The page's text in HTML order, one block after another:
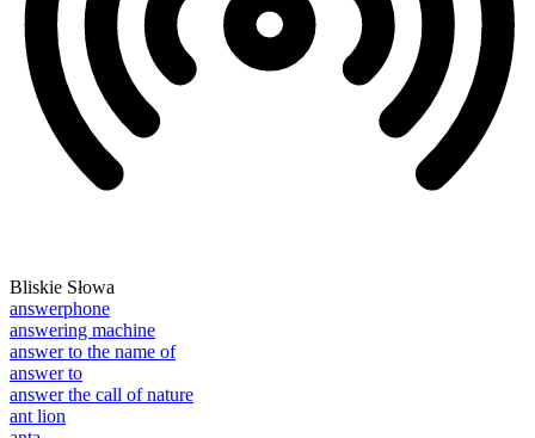
Bliskie Słowa
answerphone
answering machine
answer to the name of
answer to
answer the call of nature
ant lion